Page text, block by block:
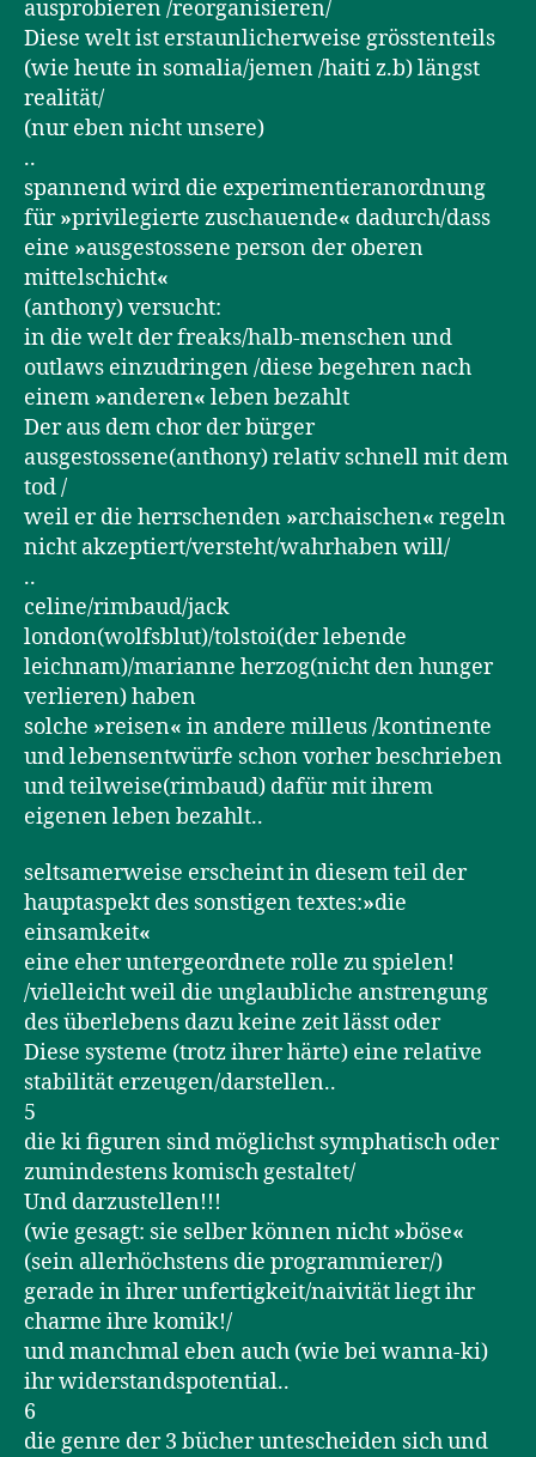
ausprobieren /reorganisieren/
Diese welt ist erstaunlicherweise grösstenteils
(wie heute in somalia/jemen /haiti z.b) längst
realität/
(nur eben nicht unsere)
..
spannend wird die experimentieranordnung
für»privilegierte zuschauende« dadurch/dass
eine »ausgestossene person der oberen
mittelschicht«
(anthony) versucht:
in die welt der freaks/halb-menschen und
outlaws einzudringen /diese begehren nach
einem »anderen« leben bezahlt
Der aus dem chor der bürger
ausgestossene(anthony) relativ schnell mit dem
tod /
weil er die herrschenden »archaischen« regeln
nicht akzeptiert/versteht/wahrhaben will/
..
celine/rimbaud/jack
london(wolfsblut)/tolstoi(der lebende
leichnam)/marianne herzog(nicht den hunger
verlieren) haben
solche »reisen« in andere milleus /kontinente
und lebensentwürfe schon vorher beschrieben
und teilweise(rimbaud) dafür mit ihrem
eigenen leben bezahlt..
seltsamerweise erscheint in diesem teil der
hauptaspekt des sonstigen textes:»die
einsamkeit«
eine eher untergeordnete rolle zu spielen!
/vielleicht weil die unglaubliche anstrengung
des überlebens dazu keine zeit lässt oder
Diese systeme (trotz ihrer härte) eine relative
stabilität erzeugen/darstellen..
5
die ki figuren sind möglichst symphatisch oder
zumindestens komisch gestaltet/
Und darzustellen!!!
(wie gesagt: sie selber können nicht »böse«
(sein allerhöchstens die programmierer/)
gerade in ihrer unfertigkeit/naivität liegt ihr
charme ihre komik!/
und manchmal eben auch (wie bei wanna-ki)
ihr widerstandspotential..
6
die genre der 3 bücher untescheiden sich und